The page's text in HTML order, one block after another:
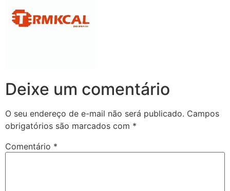
Deixe um comentário
O seu endereço de e-mail não será publicado. Campos
obrigatórios são marcados com *
Comentário *